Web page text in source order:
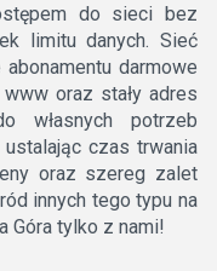
do sieci bez
limitu danych. Sieć
darmowe
oraz stały adres
własnych potrzeb
czas trwania
oraz szereg zalet
innych tego typu na
Góra tylko z nami!